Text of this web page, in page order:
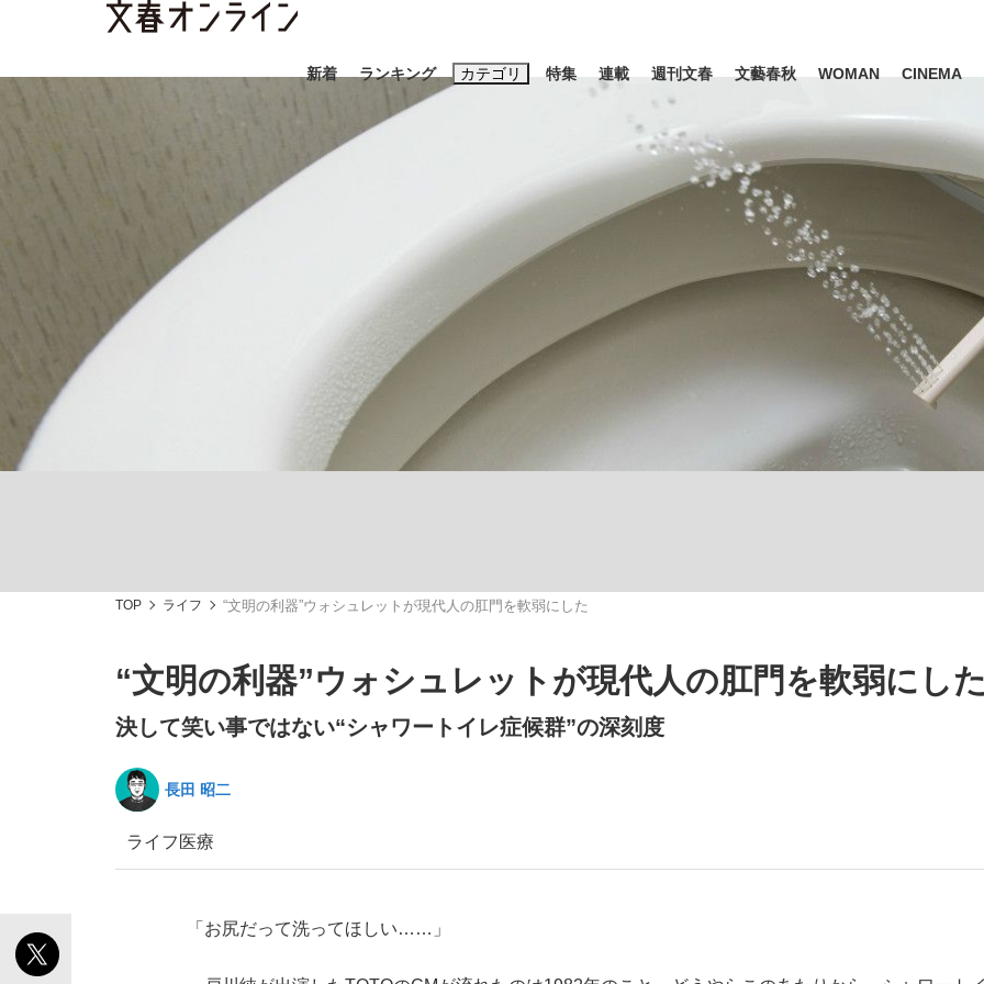
新着 ランキング カテゴリ
スクープ エンタメ ライフ ビジネス
「90%は失敗する。でも…」本田圭佑が初めて明かした日本代表監督に... 「最悪の空気のまま解散
「敗因分析は一切聞かれなかった」侍ジャパン選手が証言した“NPB聞... 「クマが悪者扱いされてい
特集
観る将棋、
キングの誕生を、目撃せよ。
連載 週刊文春 文藝春秋 WOMAN CINEMA
キーワード入力
おすすめのキーワードタグ一覧
#藤田晋 #三山凌輝 #森岡毅 #城彰二
#玉木雄一郎
TOP ライフ “文明の利器”ウォシュレットが現代人の肛門を軟弱にした
“文明の利器”ウォシュレットが現代人の肛門を軟弱にした
決して笑い事ではない“シャワートイレ症候群”の深刻度
長田 昭二
ライフ 医療
「お尻だって洗ってほしい……」